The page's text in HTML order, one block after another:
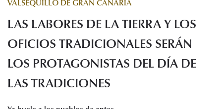
Servicios
Noticias
Enlaces de interés
Audiovisuales
VALSEQUILLO DE GRAN CANARIA
LAS LABORES DE LA TIERRA Y LOS
OFICIOS TRADICIONALES SERÁN
LOS PROTAGONISTAS DEL DÍA DE
LAS TRADICIONES